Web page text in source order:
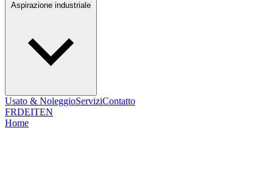
Usato & NoleggioServiziContatto
FRDEITEN
Home